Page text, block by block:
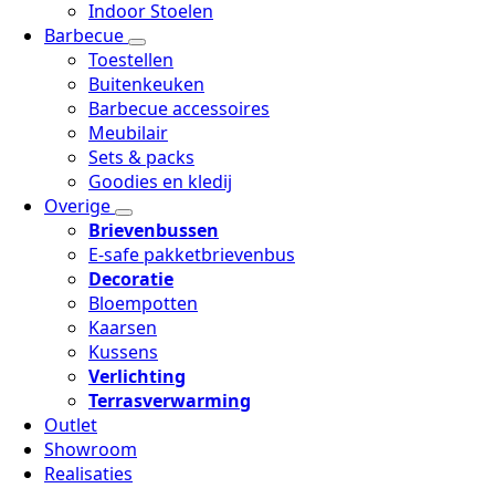
Indoor Stoelen
Barbecue
Toestellen
Buitenkeuken
Barbecue accessoires
Meubilair
Sets & packs
Goodies en kledij
Overige
Brievenbussen
E-safe pakketbrievenbus
Decoratie
Bloempotten
Kaarsen
Kussens
Verlichting
Terrasverwarming
Outlet
Showroom
Realisaties